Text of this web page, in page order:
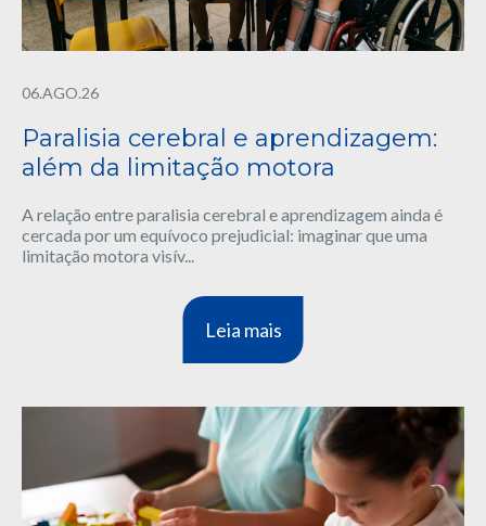
06.AGO.26
Paralisia cerebral e aprendizagem:
além da limitação motora
A relação entre paralisia cerebral e aprendizagem ainda é
cercada por um equívoco prejudicial: imaginar que uma
limitação motora visív...
Leia mais